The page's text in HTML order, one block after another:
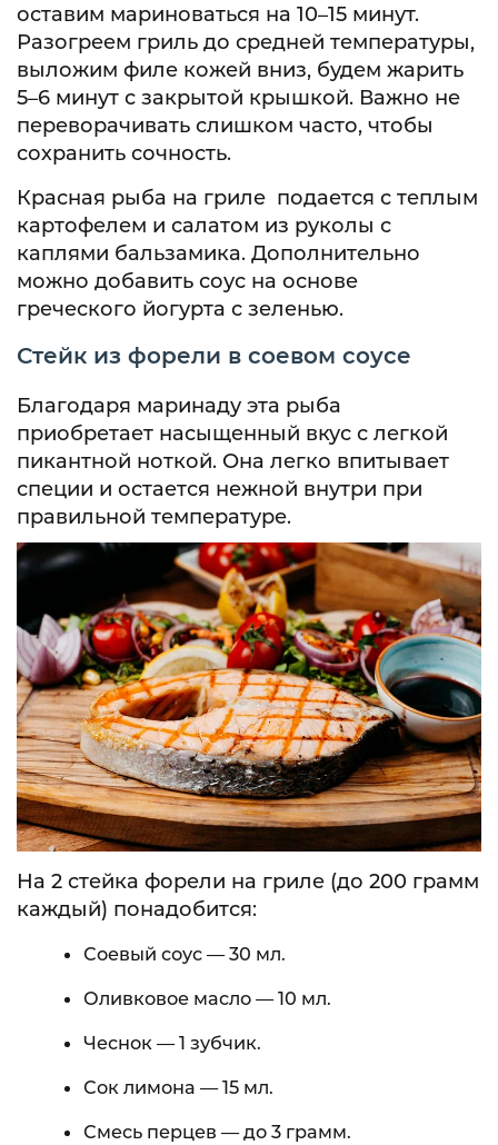
оставим мариноваться на 10–15 минут.
Разогреем гриль до средней температуры,
выложим филе кожей вниз, будем жарить
5–6 минут с закрытой крышкой. Важно не
переворачивать слишком часто, чтобы
сохранить сочность.
Красная рыба на гриле подается с теплым
картофелем и салатом из руколы с
каплями бальзамика. Дополнительно
можно добавить соус на основе
греческого йогурта с зеленью.
Стейк из форели в соевом соусе
Благодаря маринаду эта рыба
приобретает насыщенный вкус с легкой
пикантной ноткой. Она легко впитывает
специи и остается нежной внутри при
правильной температуре.
На 2 стейка форели на гриле (до 200 грамм
каждый) понадобится:
Соевый соус — 30 мл.
Оливковое масло — 10 мл.
Чеснок — 1 зубчик.
Сок лимона — 15 мл.
Смесь перцев — до 3 грамм.